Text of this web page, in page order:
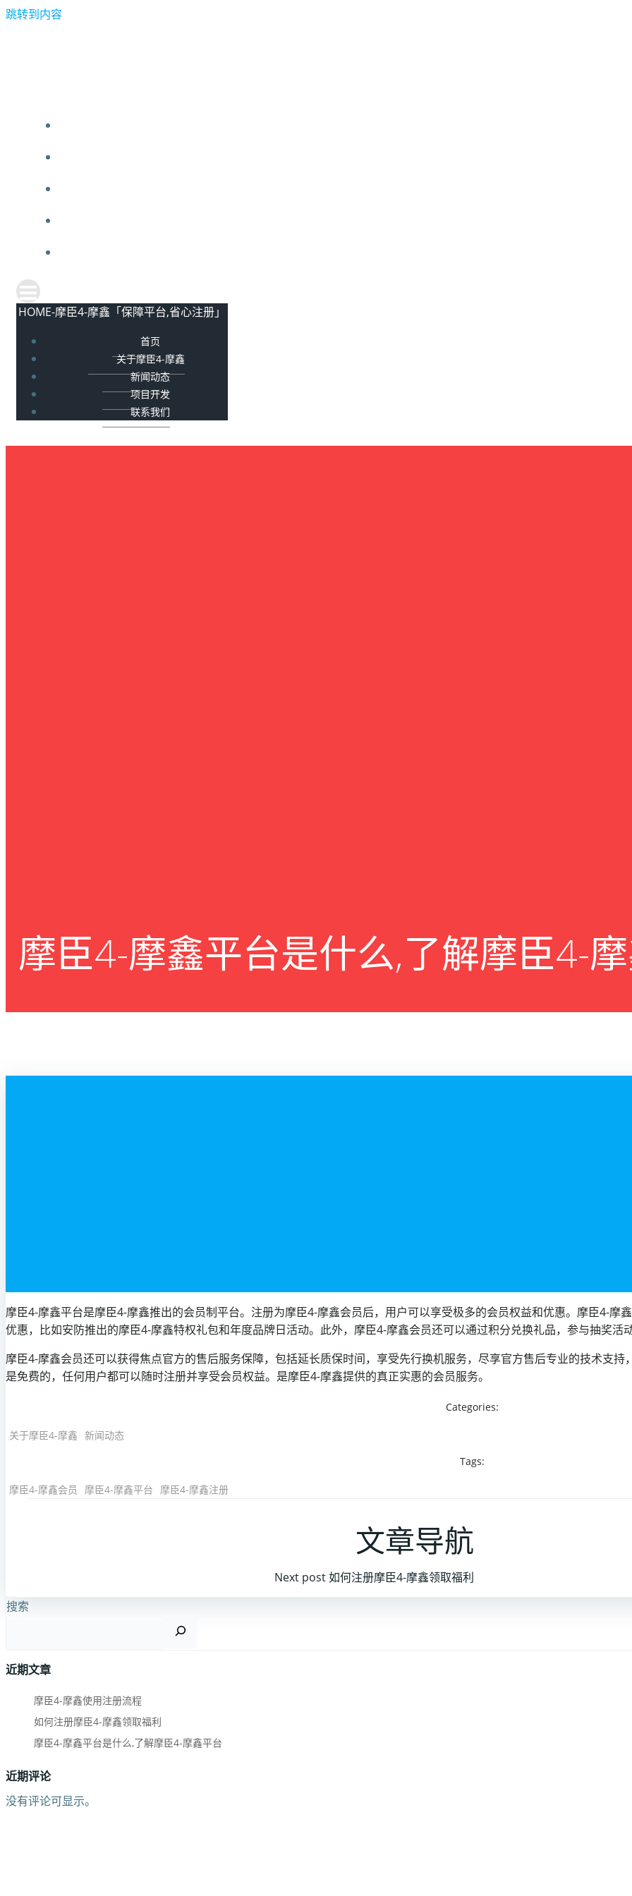
跳转到内容
HOME-摩臣4-摩鑫「保障平台,省心注册」
首页
关于摩臣4-摩鑫
新闻动态
项目开发
联系我们
摩臣4-摩鑫平台是什么,了解摩臣4-
摩臣4-摩鑫平台是摩臣4-摩鑫推出的会员制平台。注册为摩臣4-摩鑫会员后，用户可以享受极多的会员权益和优惠。摩臣4-摩
优惠，比如安防推出的摩臣4-摩鑫特权礼包和年度品牌日活动。此外，摩臣4-摩鑫会员还可以通过积分兑换礼品，参与抽奖活
摩臣4-摩鑫会员还可以获得焦点官方的售后服务保障，包括延长质保时间，享受先行换机服务，尽享官方售后专业的技术支
是免费的，任何用户都可以随时注册并享受会员权益。是摩臣4-摩鑫提供的真正实惠的会员服务。
Categories:
关于摩臣4-摩鑫 新闻动态
Tags:
摩臣4-摩鑫会员 摩臣4-摩鑫平台 摩臣4-摩鑫注册
文章导航
Next post如何注册摩臣4-摩鑫领取福利
搜索
近期文章
摩臣4-摩鑫使用注册流程
如何注册摩臣4-摩鑫领取福利
摩臣4-摩鑫平台是什么,了解摩臣4-摩鑫平台
近期评论
没有评论可显示。